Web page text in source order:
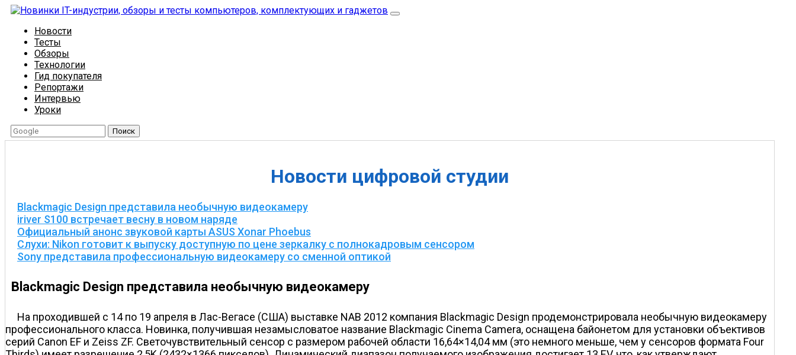
Новости
Тесты
Обзоры
Технологии
Гид покупателя
Репортажи
Интервью
Уроки
Поиск
Новости цифровой студии
Blackmagic Design представила необычную видеокамеру
iriver S100 встречает весну в новом наряде
Официальный анонс звуковой карты ASUS Xonar Phoebus
Слухи: Nikon готовит к выпуску доступную по цене зеркалку с полнокадровым сенсором
Sony представила профессиональную видеокамеру со сменной оптикой
Blackmagic Design представила необычную видеокамеру
На проходившей с 14 по 19 апреля в Лас-Вегасе (США) выставке NAB 2012 компания Blackmagic Design продемонстрировала необычную видеокамеру
профессионального класса. Новинка, получившая незамысловатое название Blackmagic Cinema Camera, оснащена байонетом для установки объективов
серий Canon EF и Zeiss ZF. Светочувствительный сенсор с размером рабочей области 16,64×14,04 мм (это немного меньше, чем у сенсоров формата Four